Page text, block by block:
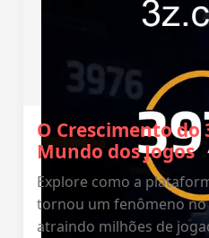
O Crescimento do
Mundo dos Jogos
Explore como a
tornou um fenômeno
atraindo milhões de